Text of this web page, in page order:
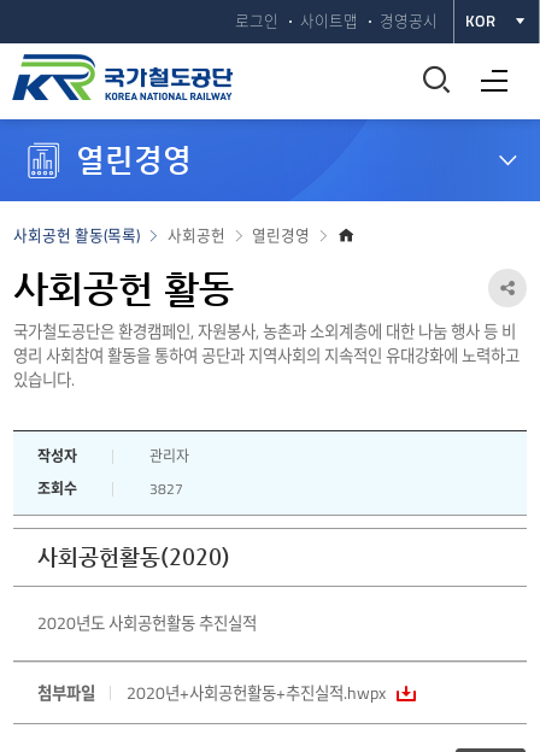
로그인 사이트맵 경영공시 KOR
통
합
열
전체메뉴 열기
열린경영
홈
열린경영
사회공헌
사회공헌 활동(목록)
사회공헌 활동
국가철도공단은 환경캠페인, 자원봉사, 농촌과 소외계층에 대한 나눔 행사 등 비
영리 사회참여 활동을 통하여 공단과 지역사회의 지속적인 유대강화에 노력하고
있습니다.
공
작성자
관리자
조회수
3827
사회공헌활동(2020)
2020년도 사회공헌활동 추진실적
첨부파일 2020년+사회공헌활동+추진실적.hwpx